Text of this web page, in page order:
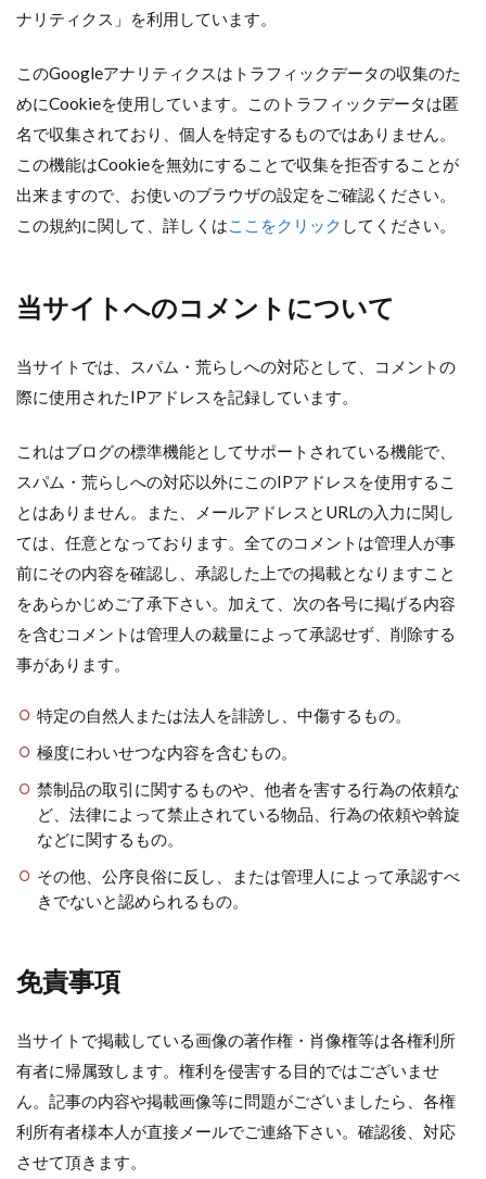
ナリティクス」を利用しています。
このGoogleアナリティクスはトラフィックデータの収集のた
めにCookieを使用しています。このトラフィックデータは匿
名で収集されており、個人を特定するものではありません。
この機能はCookieを無効にすることで収集を拒否することが
出来ますので、お使いのブラウザの設定をご確認ください。
この規約に関して、詳しくは ここをクリック してください。
当サイトへのコメントについて
当サイトでは、スパム・荒らしへの対応として、コメントの
際に使用されたIPアドレスを記録しています。
これはブログの標準機能としてサポートされている機能で、
スパム・荒らしへの対応以外にこのIPアドレスを使用するこ
とはありません。また、メールアドレスとURLの入力に関し
ては、任意となっております。全てのコメントは管理人が事
前にその内容を確認し、承認した上での掲載となりますこと
をあらかじめご了承下さい。加えて、次の各号に掲げる内容
を含むコメントは管理人の裁量によって承認せず、削除する
事があります。
特定の自然人または法人を誹謗し、中傷するもの。
極度にわいせつな内容を含むもの。
禁制品の取引に関するものや、他者を害する行為の依頼な
ど、法律によって禁止されている物品、行為の依頼や斡旋
などに関するもの。
その他、公序良俗に反し、または管理人によって承認すべ
きでないと認められるもの。
免責事項
当サイトで掲載している画像の著作権・肖像権等は各権利所
有者に帰属致します。権利を侵害する目的ではございませ
ん。記事の内容や掲載画像等に問題がございましたら、各権
利所有者様本人が直接メールでご連絡下さい。確認後、対応
させて頂きます。